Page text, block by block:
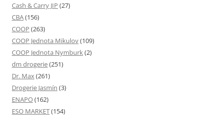
Cash & Carry JIP (27)
CBA(156)
COOP (263)
COOP Jednota Mikulov(109)
COOP Jednota Nymburk(2)
dm drogerie(251)
Dr. Max(261)
Drogerie Jasmín (3)
ENAPO(162)
ESO MARKET(154)